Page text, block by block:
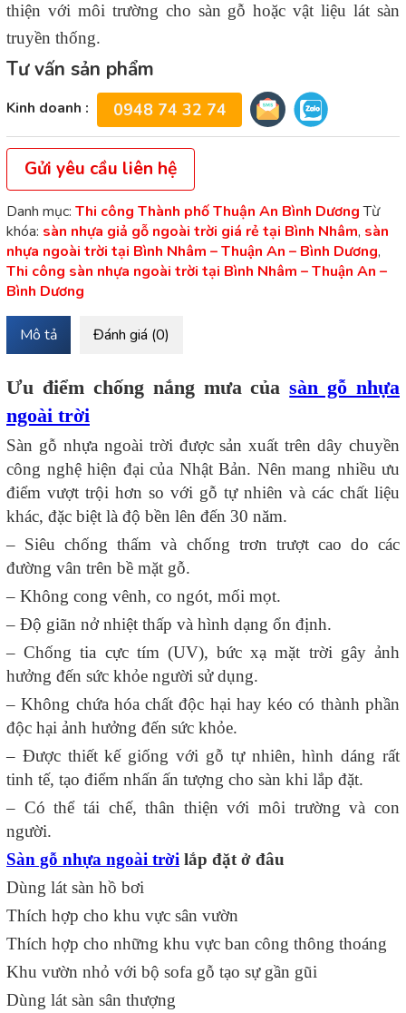
thiện với môi trường cho sàn gỗ hoặc vật liệu lát sàn
truyền thống.
Tư vấn sản phẩm
Kinh doanh : 0948 74 32 74
Gửi yêu cầu liên hệ
Danh mục: Thi công Thành phố Thuận An Bình Dương Từ
khóa: sàn nhựa giả gỗ ngoài trời giá rẻ tại Bình Nhâm, sàn
nhựa ngoài trời tại Bình Nhâm – Thuận An – Bình Dương,
Thi công sàn nhựa ngoài trời tại Bình Nhâm – Thuận An –
Bình Dương
Mô tả Đánh giá (0)
Ưu điểm chống nắng mưa củasàn gỗ nhựa
ngoài trời
Sàn gỗ nhựa ngoài trời được sản xuất trên dây chuyền
công nghệ hiện đại của Nhật Bản. Nên mang nhiều ưu
điểm vượt trội hơn so với gỗ tự nhiên và các chất liệu
khác, đặc biệt là độ bền lên đến 30 năm.
– Siêu chống thấm và chống trơn trượt cao do các
đường vân trên bề mặt gỗ.
– Không cong vênh, co ngót, mối mọt.
– Độ giãn nở nhiệt thấp và hình dạng ổn định.
– Chống tia cực tím (UV), bức xạ mặt trời gây ảnh
hưởng đến sức khỏe người sử dụng.
– Không chứa hóa chất độc hại hay kéo có thành phần
độc hại ảnh hưởng đến sức khỏe.
– Được thiết kế giống với gỗ tự nhiên, hình dáng rất
tinh tế, tạo điểm nhấn ấn tượng cho sàn khi lắp đặt.
– Có thể tái chế, thân thiện với môi trường và con
người.
Sàn gỗ nhựa ngoài trời lắp đặt ở đâu
Dùng lát sàn hồ bơi
Thích hợp cho khu vực sân vườn
Thích hợp cho những khu vực ban công thông thoáng
Khu vườn nhỏ với bộ sofa gỗ tạo sự gần gũi
Dùng lát sàn sân thượng